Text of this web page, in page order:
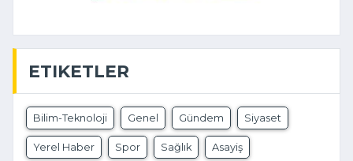
ETIKETLER
Bilim-Teknoloji Genel Gündem Siyaset
Yerel Haber Spor Sağlık Asayiş